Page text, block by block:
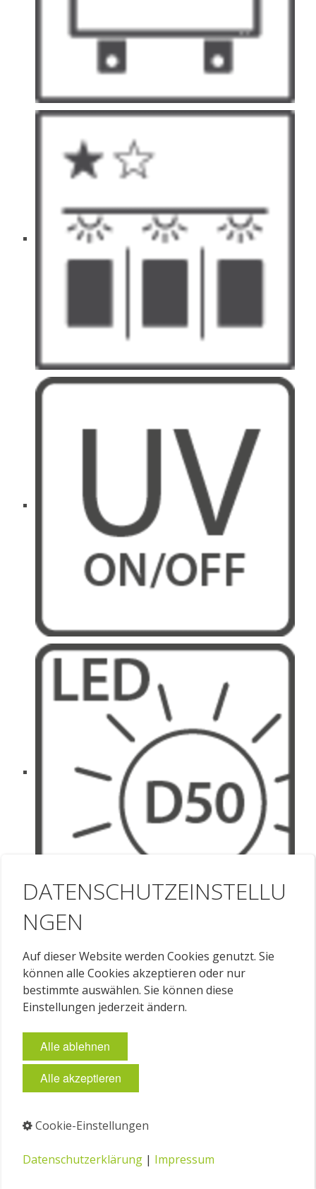
DATENSCHUTZEINSTELLU
NGEN
Auf dieser Website werden Cookies genutzt. Sie
können alle Cookies akzeptieren oder nur
bestimmte auswählen. Sie können diese
Einstellungen jederzeit ändern.
Alle ablehnen
Alle akzeptieren
Cookie-Einstellungen
Datenschutzerklärung | Impressum